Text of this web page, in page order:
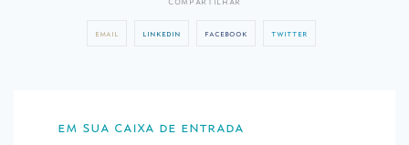
email linkedin facebook twitter
em sua caixa de entrada